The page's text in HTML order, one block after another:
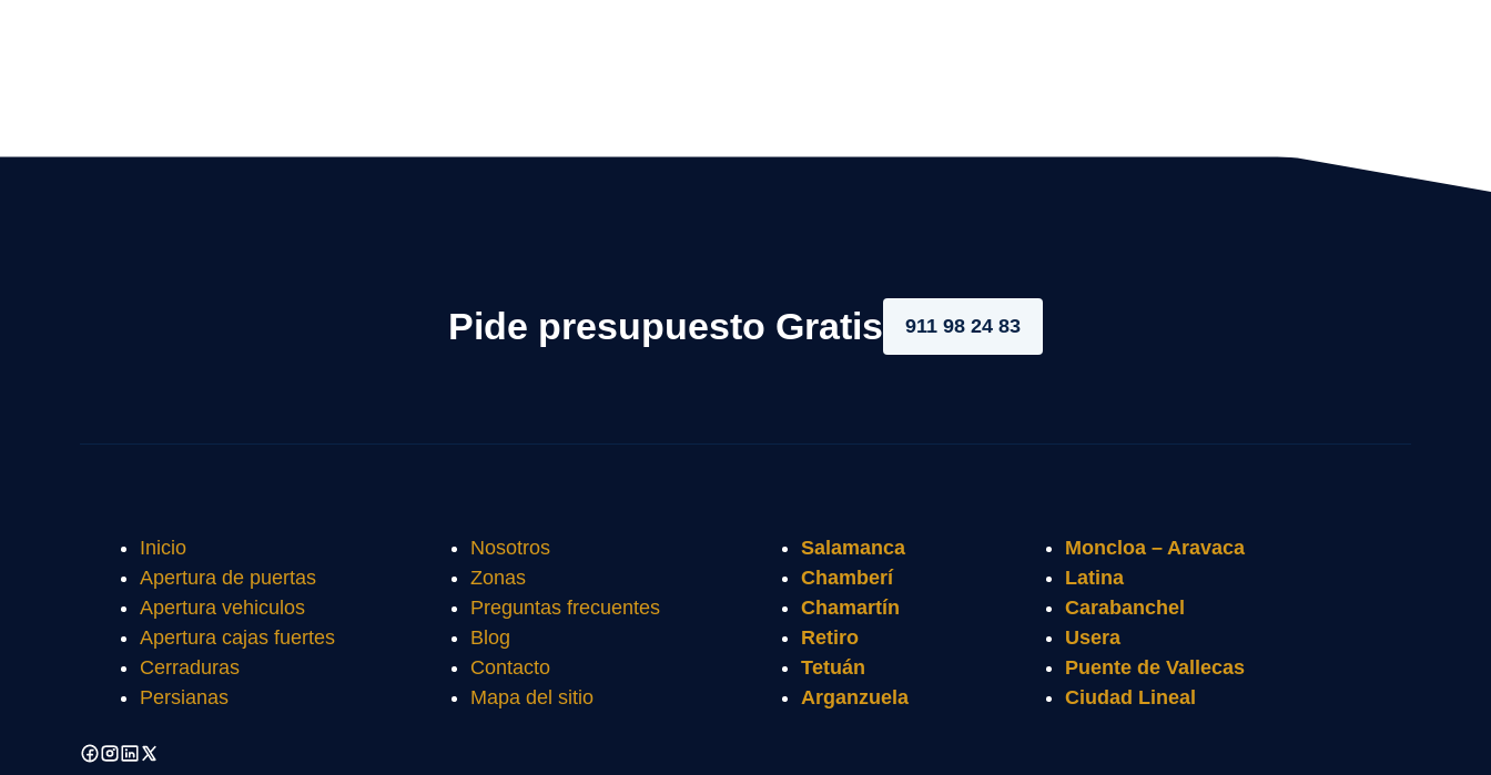
Pide presupuesto Gratis 911 98 24 83
Inicio
Apertura de puertas
Apertura vehiculos
Apertura cajas fuertes
Cerraduras
Persianas
Nosotros
Zonas
Preguntas frecuentes
Blog
Contacto
Mapa del sitio
Salamanca
Chamberí
Chamartín
Retiro
Tetuán
Arganzuela
Moncloa – Aravaca
Latina
Carabanchel
Usera
Puente de Vallecas
Ciudad Lineal